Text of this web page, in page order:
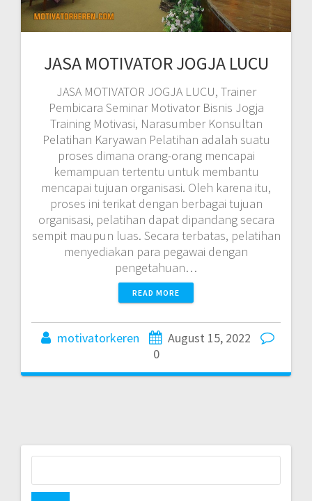
JASA MOTIVATOR JOGJA LUCU
JASA MOTIVATOR JOGJA LUCU, Trainer
Pembicara Seminar Motivator Bisnis Jogja
Training Motivasi, Narasumber Konsultan
Pelatihan Karyawan Pelatihan adalah suatu
proses dimana orang-orang mencapai
kemampuan tertentu untuk membantu
mencapai tujuan organisasi. Oleh karena itu,
proses ini terikat dengan berbagai tujuan
organisasi, pelatihan dapat dipandang secara
sempit maupun luas. Secara terbatas, pelatihan
menyediakan para pegawai dengan
pengetahuan…
READ MORE
motivatorkeren
August 15, 2022
0